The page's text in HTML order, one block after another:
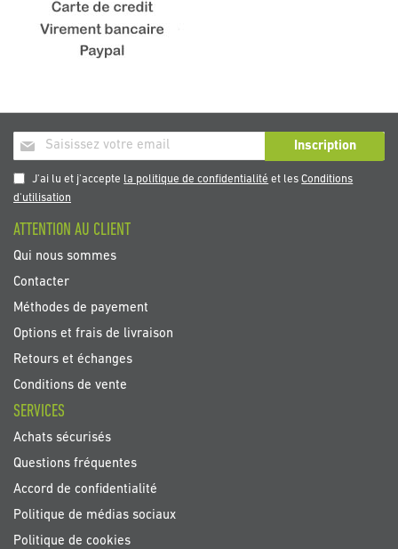
Inscription
à
notre
newsletter
Inscription
J'ai lu et j'accepte la politique de confidentialité et lesConditions
d'utilisation
ATTENTION AU CLIENT
Qui nous sommes
Contacter
Méthodes de payement
Options et frais de livraison
Retours et échanges
Conditions de vente
SERVICES
Achats sécurisés
Questions fréquentes
Accord de confidentialité
Politique de médias sociaux
Politique de cookies